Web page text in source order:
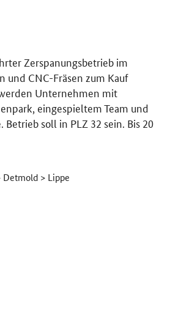
Zerspanungsbetrieb im
und CNC-Fräsen zum Kauf
Unternehmen mit
eingespieltem Team und
Betrieb soll in PLZ 32 sein. Bis 20
> Lippe